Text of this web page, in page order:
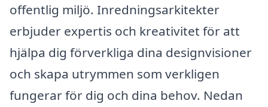
offentlig miljö. Inredningsarkitekter
erbjuder expertis och kreativitet för att
hjälpa dig förverkliga dina designvisioner
och skapa utrymmen som verkligen
fungerar för dig och dina behov. Nedan